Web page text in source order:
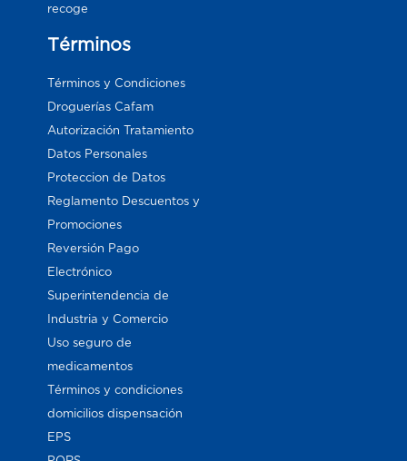
recoge
Términos
Términos y Condiciones
Droguerías Cafam
Autorización Tratamiento
Datos Personales
Proteccion de Datos
Reglamento Descuentos y
Promociones
Reversión Pago
Electrónico
Superintendencia de
Industria y Comercio
Uso seguro de
medicamentos
Términos y condiciones
domicilios dispensación
EPS